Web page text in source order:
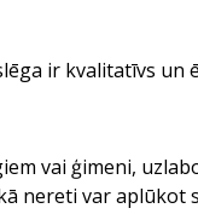
ir kvalitatīvs un
vai ģimeni,
nereti var aplūkot